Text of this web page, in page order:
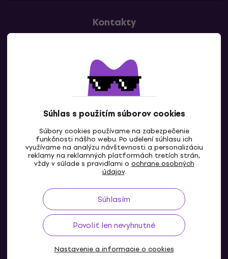
Súhlas s použitím súborov cookies
Súbory cookies používame na zabezpečenie
funkčnosti nášho webu. Po udelení súhlasu ich
využívame na analýzu návštevnosti a personalizáciu
reklamy na reklamných platformách tretích strán,
vždy v súlade s pravidlami o ochrane osobných
údajov.
Súhlasím
Povoliť len nevyhnutné
Nastavenie a informacie o cookies
Kontakty
SK